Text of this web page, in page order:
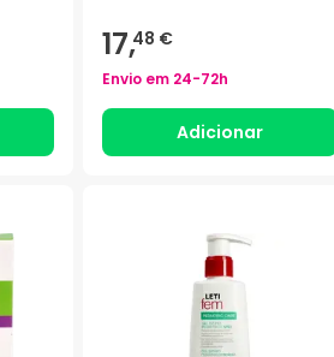
17,48 €
Envio em 24-72h
Adicionar